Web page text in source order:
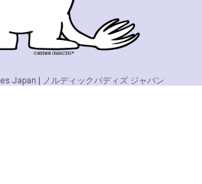
Japan | ノルディックバディズ ジャパン